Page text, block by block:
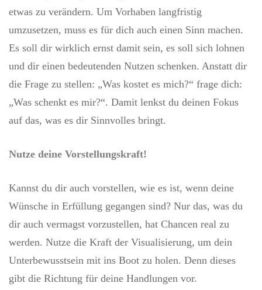
etwas zu verändern. Um Vorhaben langfristig
umzusetzen, muss es für dich auch einen Sinn machen.
Es soll dir wirklich ernst damit sein, es soll sich lohnen
und dir einen bedeutenden Nutzen schenken. Anstatt dir
die Frage zu stellen: „Was kostet es mich?“ frage dich:
„Was schenkt es mir?“. Damit lenkst du deinen Fokus
auf das, was es dir Sinnvolles bringt.
Nutze deine Vorstellungskraft!
Kannst du dir auch vorstellen, wie es ist, wenn deine
Wünsche in Erfüllung gegangen sind? Nur das, was du
dir auch vermagst vorzustellen, hat Chancen real zu
werden. Nutze die Kraft der Visualisierung, um dein
Unterbewusstsein mit ins Boot zu holen. Denn dieses
gibt die Richtung für deine Handlungen vor.